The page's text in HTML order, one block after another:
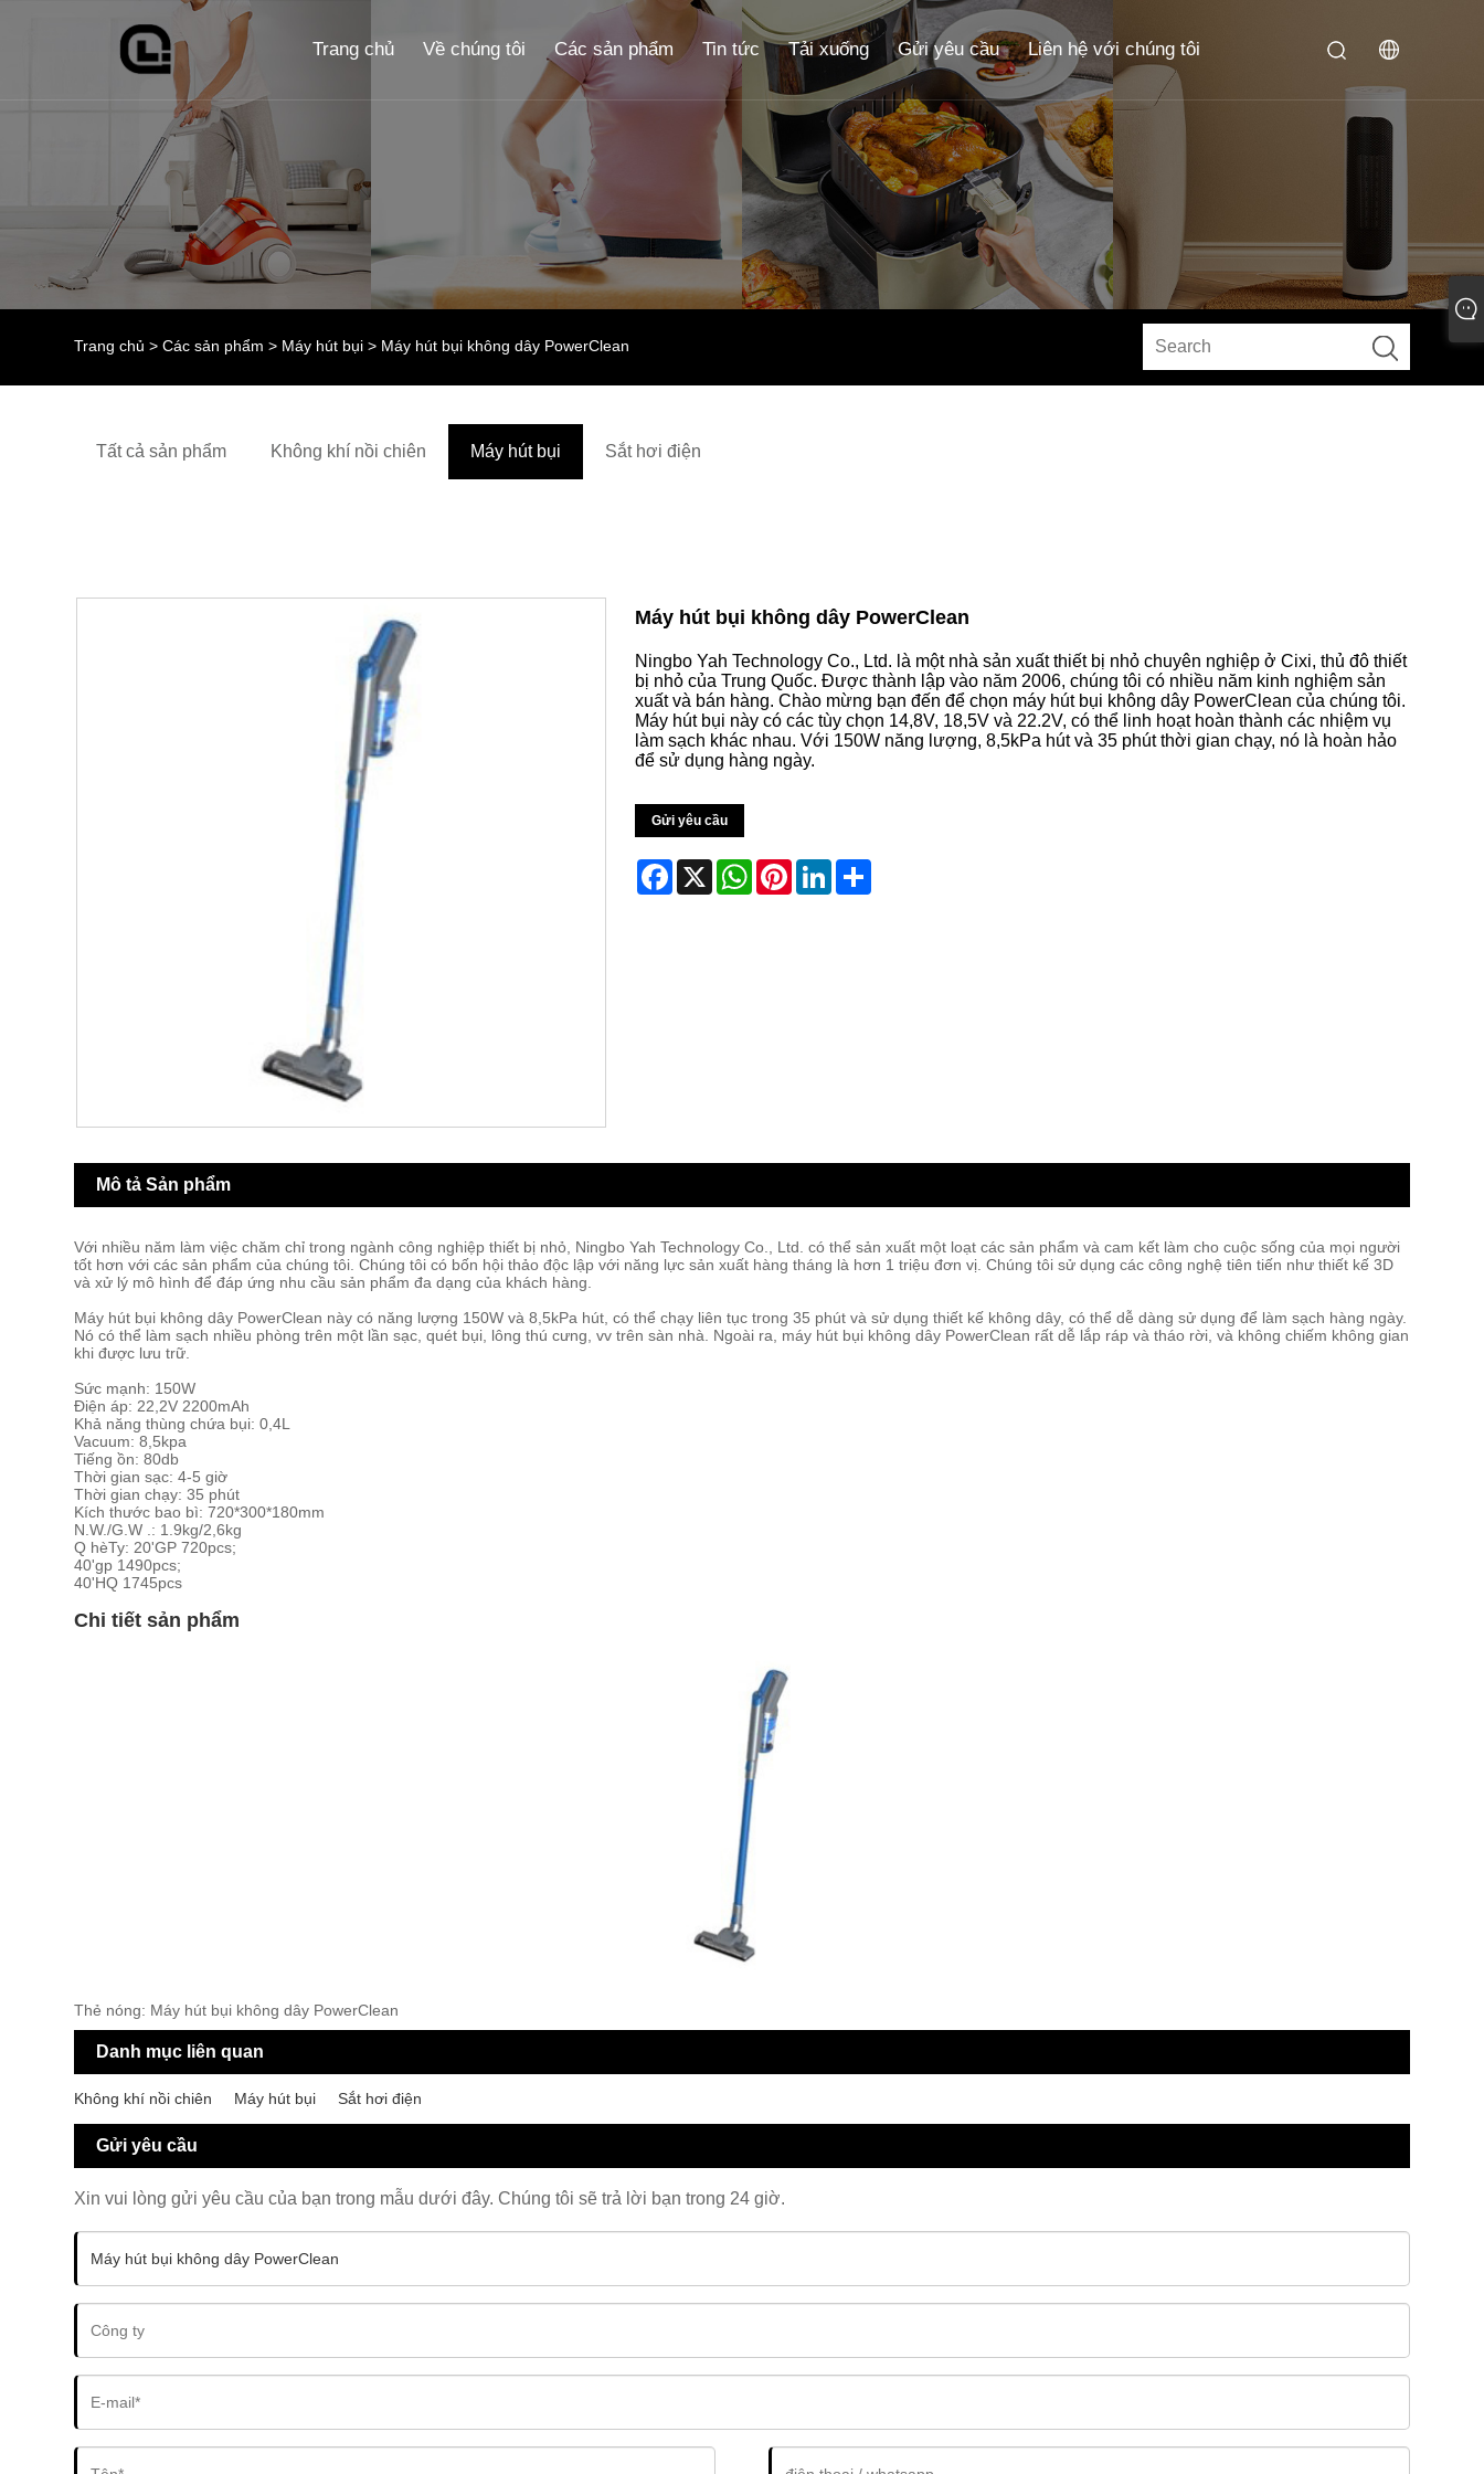
Trang chủ Về chúng tôi Các sản phẩm Tin tức Tải xuống Gửi yêu cầu Liên hệ với chúng tôi
Trang chủ > Các sản phẩm > Máy hút bụi > Máy hút bụi không dây PowerClean
Tất cả sản phẩm Không khí nồi chiên Máy hút bụi Sắt hơi điện
Máy hút bụi không dây PowerClean
Ningbo Yah Technology Co., Ltd. là một nhà sản xuất thiết bị nhỏ chuyên nghiệp ở Cixi, thủ đô thiết
bị nhỏ của Trung Quốc. Được thành lập vào năm 2006, chúng tôi có nhiều năm kinh nghiệm sản
xuất và bán hàng. Chào mừng bạn đến để chọn máy hút bụi không dây PowerClean của chúng tôi.
Máy hút bụi này có các tùy chọn 14,8V, 18,5V và 22.2V, có thể linh hoạt hoàn thành các nhiệm vụ
làm sạch khác nhau. Với 150W năng lượng, 8,5kPa hút và 35 phút thời gian chạy, nó là hoàn hảo
để sử dụng hàng ngày.
Gửi yêu cầu
Facebook
X WhatsApp
PinterestLinkedIn
Mô tả Sản phẩm
Với nhiều năm làm việc chăm chỉ trong ngành công nghiệp thiết bị nhỏ, Ningbo Yah Technology Co., Ltd. có thể sản xuất một loạt các sản phẩm và cam kết làm cho cuộc sống của mọi người
tốt hơn với các sản phẩm của chúng tôi. Chúng tôi có bốn hội thảo độc lập với năng lực sản xuất hàng tháng là hơn 1 triệu đơn vị. Chúng tôi sử dụng các công nghệ tiên tiến như thiết kế 3D
và xử lý mô hình để đáp ứng nhu cầu sản phẩm đa dạng của khách hàng.
Máy hút bụi không dây PowerClean này có năng lượng 150W và 8,5kPa hút, có thể chạy liên tục trong 35 phút và sử dụng thiết kế không dây, có thể dễ dàng sử dụng để làm sạch hàng ngày.
Nó có thể làm sạch nhiều phòng trên một lần sạc, quét bụi, lông thú cưng, vv trên sàn nhà. Ngoài ra, máy hút bụi không dây PowerClean rất dễ lắp ráp và tháo rời, và không chiếm không gian
khi được lưu trữ.
Sức mạnh: 150W
Điện áp: 22,2V 2200mAh
Khả năng thùng chứa bụi: 0,4L
Vacuum: 8,5kpa
Tiếng ồn: 80db
Thời gian sạc: 4-5 giờ
Thời gian chạy: 35 phút
Kích thước bao bì: 720*300*180mm
N.W./G.W .: 1.9kg/2,6kg
Q hèTy: 20'GP 720pcs;
40'gp 1490pcs;
40'HQ 1745pcs
Chi tiết sản phẩm
Thẻ nóng: Máy hút bụi không dây PowerClean
Danh mục liên quan
Không khí nồi chiên Máy hút bụi Sắt hơi điện
Gửi yêu cầu
Xin vui lòng gửi yêu cầu của bạn trong mẫu dưới đây. Chúng tôi sẽ trả lời bạn trong 24 giờ.